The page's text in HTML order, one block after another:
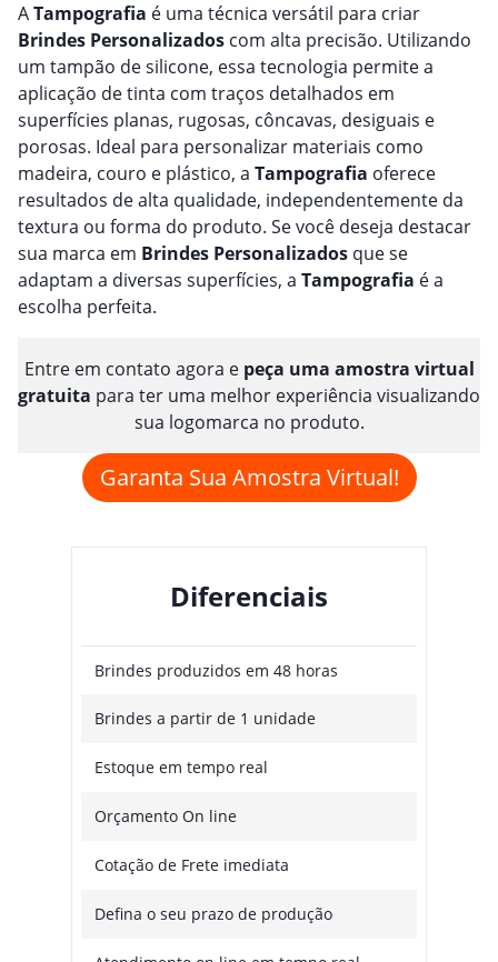
ATampografia é uma técnica versátil para criar
Brindes Personalizados com alta precisão. Utilizando
um tampão de silicone, essa tecnologia permite a
aplicação de tinta com traços detalhados em
superfícies planas, rugosas, côncavas, desiguais e
porosas. Ideal para personalizar materiais como
madeira, couro e plástico, a Tampografia oferece
resultados de alta qualidade, independentemente da
textura ou forma do produto. Se você deseja destacar
sua marca em Brindes Personalizados que se
adaptam a diversas superfícies, a Tampografia é a
escolha perfeita.
Entre em contato agora e peça uma amostra virtual
gratuita para ter uma melhor experiência visualizando
sua logomarca no produto.
Garanta Sua Amostra Virtual!
Diferenciais
Brindes produzidos em 48 horas
Brindes a partir de 1 unidade
Estoque em tempo real
Orçamento On line
Cotação de Frete imediata
Defina o seu prazo de produção